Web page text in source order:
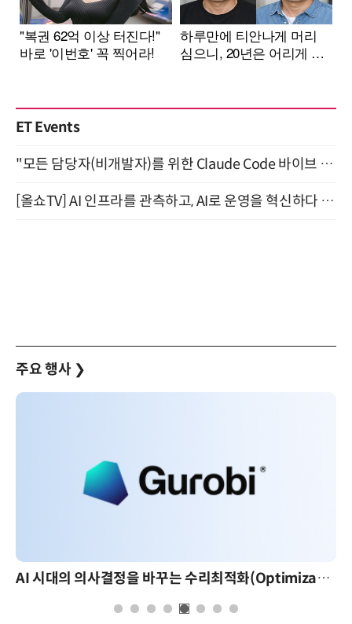
ET Events
"모든 담당자(비개발자)를 위한 Claude Code 바이브 코딩 2-day 부트캠프" 9월 16~17일 개최
[올쇼TV] AI 인프라를 관측하고, AI로 운영을 혁신하다 (8월 11일 생방송)
주요 행사 ❯
AI 시대의 의사결정을 바꾸는 수리최적화(Optimization): 실제 산업 적용 사례와 활용 전략